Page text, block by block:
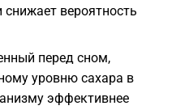
вероятность
перед сном,
уровню сахара в
эффективнее